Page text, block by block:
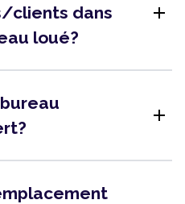
clients dans
loué?
add
add